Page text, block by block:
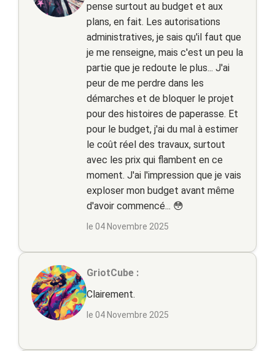
pense surtout au budget et aux
plans, en fait. Les autorisations
administratives, je sais qu'il faut que
je me renseigne, mais c'est un peu la
partie que je redoute le plus... J'ai
peur de me perdre dans les
démarches et de bloquer le projet
pour des histoires de paperasse. Et
pour le budget, j'ai du mal à estimer
le coût réel des travaux, surtout
avec les prix qui flambent en ce
moment. J'ai l'impression que je vais
exploser mon budget avant même
d'avoir commencé... 😳
le 04 Novembre 2025
GriotCube :
Clairement.
le 04 Novembre 2025